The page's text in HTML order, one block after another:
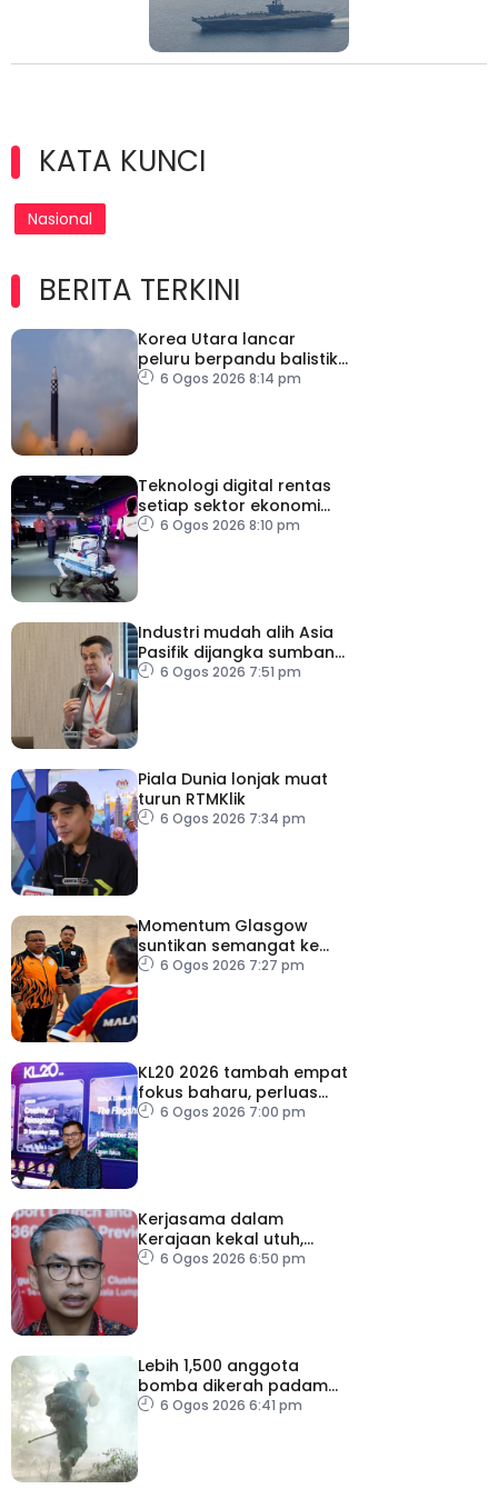
KATA KUNCI
Nasional
BERITA TERKINI
Korea Utara lancar
peluru berpandu balistik
jarak dekat ke arah Laut
6 Ogos 2026 8:14 pm
Teknologi digital rentas
setiap sektor ekonomi
diperkasa seiring
6 Ogos 2026 8:10 pm
Industri mudah alih Asia
Pasifik dijangka sumbang
AS$1.4 trilion menjelang
6 Ogos 2026 7:51 pm
Piala Dunia lonjak muat
turun RTMKlik
6 Ogos 2026 7:34 pm
Momentum Glasgow
suntikan semangat ke
Sukan Asia 2026
6 Ogos 2026 7:27 pm
KL20 2026 tambah empat
fokus baharu, perluas
tumpuan ke lapan sektor
6 Ogos 2026 7:00 pm
Kerjasama dalam
Kerajaan kekal utuh,
stabil6 Ogos 2026 6:50 pm
Lebih 1,500 anggota
bomba dikerah padam
kebakaran di Washington
6 Ogos 2026 6:41 pm